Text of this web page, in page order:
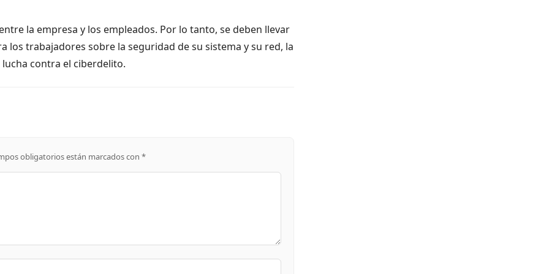
la empresa y los empleados. Por lo tanto, se deben llevar
los trabajadores sobre la seguridad de su sistema y su red, la
contra el ciberdelito.
obligatorios están marcados con *